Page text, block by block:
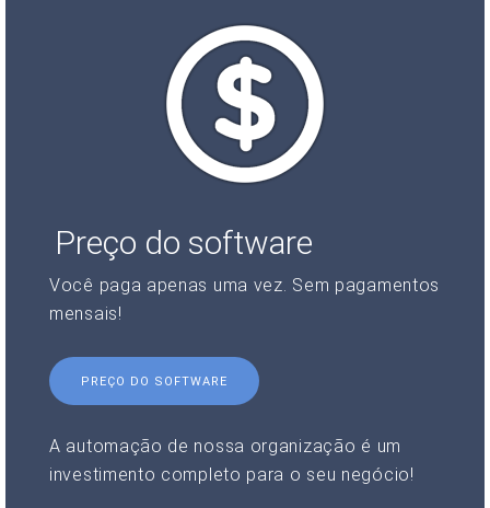
Preço do software
Você paga apenas uma vez. Sem pagamentos
mensais!
PREÇO DO SOFTWARE
A automação de nossa organização é um
investimento completo para o seu negócio!